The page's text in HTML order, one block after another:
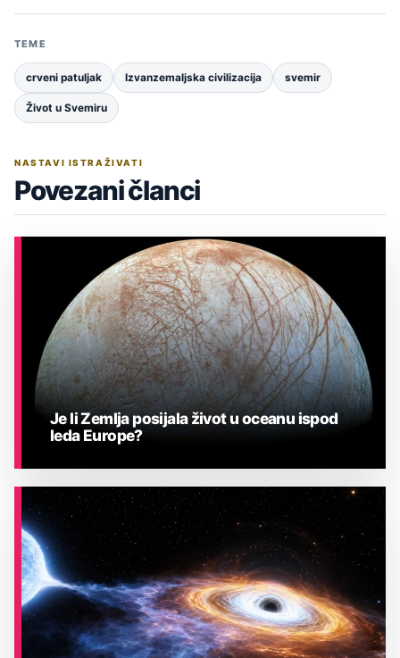
TEME
crveni patuljak Izvanzemaljska civilizacija svemir
Život u Svemiru
NASTAVI ISTRAŽIVATI
Povezani članci
ASTRONOMIJA
Je li Zemlja posijala život u oceanu ispod
leda Europe?